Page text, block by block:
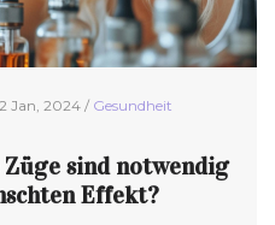
Jan, 2024 / Gesundheit
Züge sind notwendig
Effekt?